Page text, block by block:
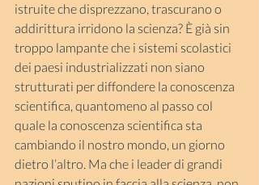
istruite che disprezzano, trascurano o
addirittura irridono la scienza? È già sin
troppo lampante che i sistemi scolastici
dei paesi industrializzati non siano
strutturati per diffondere la conoscenza
scientifica, quantomeno al passo col
quale la conoscenza scientifica sta
cambiando il nostro mondo, un giorno
dietro l’altro. Ma che i leader di grandi